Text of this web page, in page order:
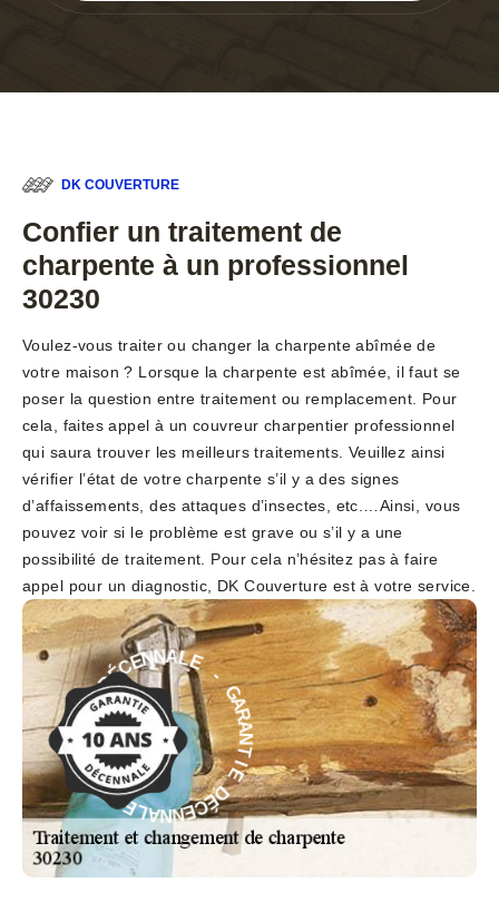
DK COUVERTURE
Confier un traitement de
charpente à un professionnel
30230
Voulez-vous traiter ou changer la charpente abîmée de
votre maison ? Lorsque la charpente est abîmée, il faut se
poser la question entre traitement ou remplacement. Pour
cela, faites appel à un couvreur charpentier professionnel
qui saura trouver les meilleurs traitements. Veuillez ainsi
vérifier l’état de votre charpente s’il y a des signes
d’affaissements, des attaques d’insectes, etc.…Ainsi, vous
pouvez voir si le problème est grave ou s’il y a une
possibilité de traitement. Pour cela n’hésitez pas à faire
appel pour un diagnostic, DK Couverture est à votre service.
G
A
R
A
N
T
I
E
D
É
C
E
NNALE - GAR
A
N
T
I
E
D
É
C
E
N
N
A
L
E
-